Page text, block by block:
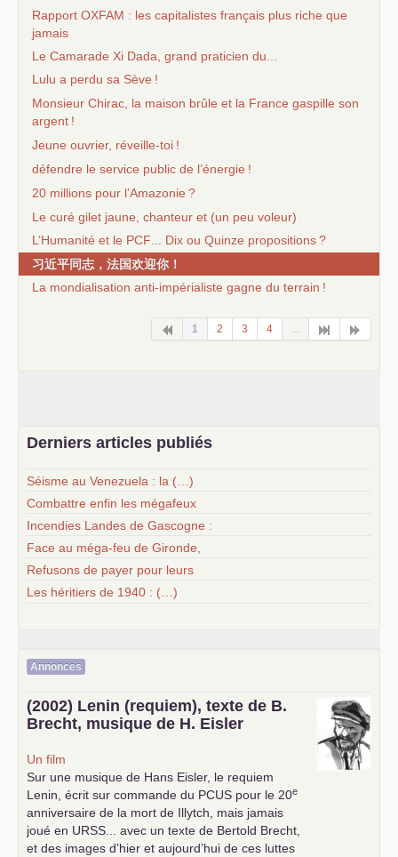
Rapport OXFAM : les capitalistes français plus riche que
jamais
Le Camarade Xi Dada, grand praticien du...
Lulu a perdu sa Sève !
Monsieur Chirac, la maison brûle et la France gaspille son
argent !
Jeune ouvrier, réveille-toi !
défendre le service public de l’énergie !
20 millions pour l’Amazonie ?
Le curé gilet jaune, chanteur et (un peu voleur)
L’Humanité et le PCF ... Dix ou Quinze propositions?
习近平同志，法国欢迎你！
La mondialisation anti-impérialiste gagne du terrain !
1 2 3 4 ...
Derniers articles publiés
Séisme au Venezuela : la (…)
Combattre enfin les mégafeux
Incendies Landes de Gascogne :
Face au méga-feu de Gironde,
Refusons de payer pour leurs
Les héritiers de 1940 : (…)
Annonces
(2002) Lenin (requiem), texte de B.
Brecht, musique de H. Eisler
Un film
Sur une musique de Hans Eisler, le requiem
Lenin, écrit sur commande du PCUS pour le 20e
anniversaire de la mort de Illytch, mais jamais
joué en URSS ... avec un texte de Bertold Brecht,
et des images d’hier et aujourd’hui de ces luttes